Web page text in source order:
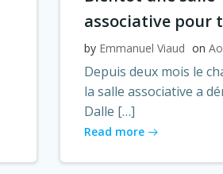
associative pour
by Emmanuel Viaud on
Depuis deux mois le
la salle associative a
Dalle […]
Read more